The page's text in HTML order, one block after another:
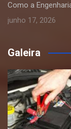
Como a
junho 17, 2026
Galeira